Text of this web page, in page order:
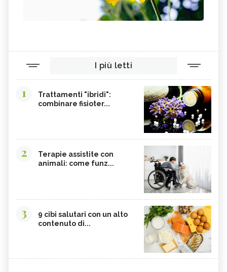
I più letti
1
Trattamenti "ibridi":
combinare fisioter...
2
Terapie assistite con
animali: come funz...
3
9 cibi salutari con un alto
contenuto di...